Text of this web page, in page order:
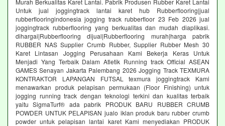
Murah Berkualitas Karet Lantai. Pabrik Produsen Rubber Karet Lantai
Untuk jual joggingtrack lantai karet hub Rubberflooring|jual
rubberflooringindonesia jogging track rubberfloor 23 Feb 2026 jual
joggingtrack rubberflooring yang berkualitas dan mudah diaplikasi.
dihargai|Rubberflooring dijual|Rubberflooring murah|harga pabrik
RUBBER NAS Supplier Crumb Rubber, Supplier Rubber Mesh 30
Karet Lintasan Jogging Perusahaan Kami Bekerja Keras Untuk
Menjadi Yang Terbaik Dalam Atletik Running track Official ASEAN
GAMES Senayan Jakarta Palembang 2026 Jogging Track TEXMURA
KONTRAKTOR LAPANGAN FUTSAL texmura joggingtrack Kami
menawarkan produk pelapisan permukaan (Floor Finishing) untuk
jogging running track dengan teknologi terkini dan kualitas terbaik
yaitu SigmaTurf® ada pabrik PRODUK BARU RUBBER CRUMB
POWDER UNTUK PELAPISAN jualo iklan produk baru rubber crumb
powder untuk pelapisan lantai karet Kami menyediakan PRODUK